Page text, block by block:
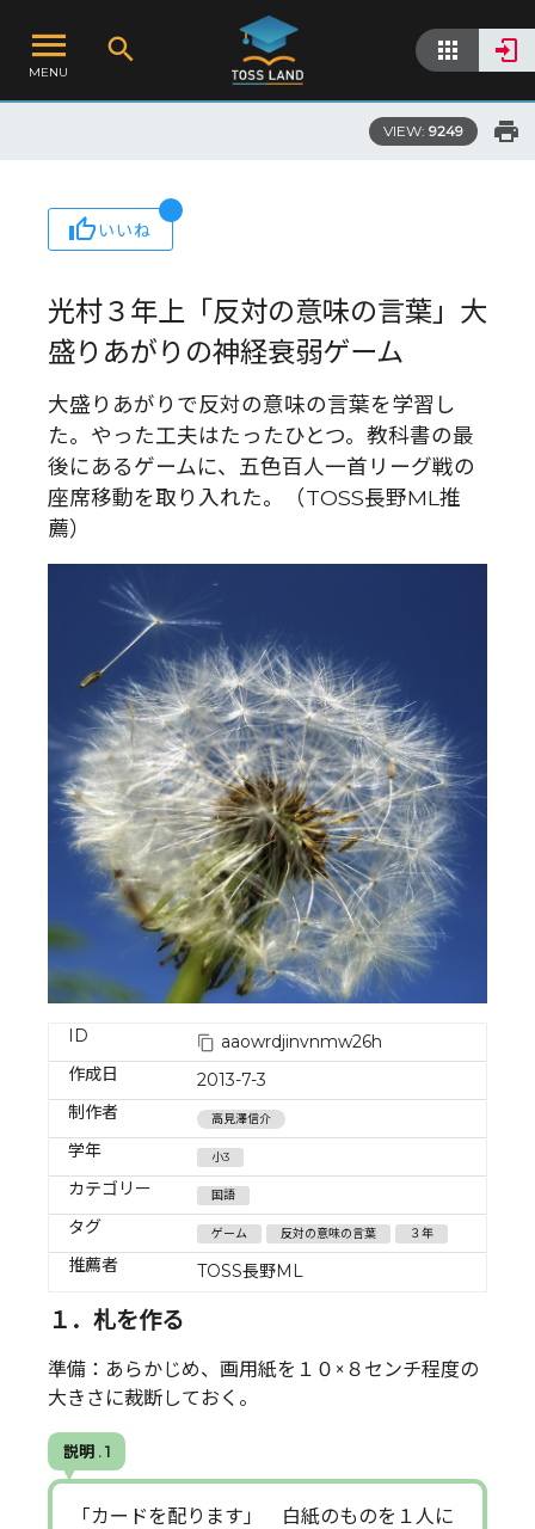
MENU
VIEW: 9249
いいね
光村３年上「反対の意味の言葉」大
盛りあがりの神経衰弱ゲーム
大盛りあがりで反対の意味の言葉を学習し
た。やった工夫はたったひとつ。教科書の最
後にあるゲームに、五色百人一首リーグ戦の
座席移動を取り入れた。（TOSS長野ML推
薦）
ID
aaowrdjinvnmw26h
作成日
2013-7-3
制作者
高見澤信介
学年 小3
カテゴリー 国語
タグ ゲーム 反対の意味の言葉 ３年
推薦者 TOSS長野ML
１．札を作る
準備：あらかじめ、画用紙を１０×８センチ程度の
大きさに裁断しておく。
説明 . 1
「カードを配ります」 白紙のものを１人に